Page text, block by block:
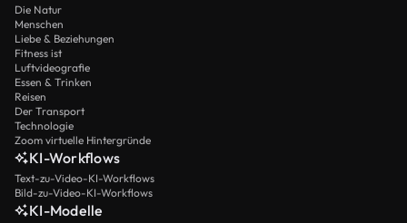
Die Natur
Menschen
Liebe & Beziehungen
Fitness ist
Luftvideografie
Essen & Trinken
Reisen
Der Transport
Technologie
Zoom virtuelle Hintergründe
KI-Workflows
Text-zu-Video-KI-Workflows
Bild-zu-Video-KI-Workflows
KI-Modelle